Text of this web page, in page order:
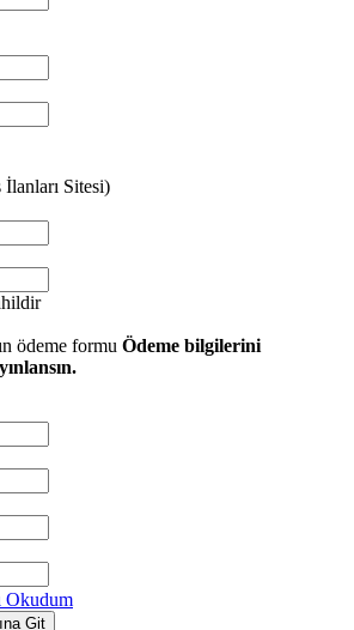
İlanları Sitesi)
Ödeme bilgilerini
Okudum